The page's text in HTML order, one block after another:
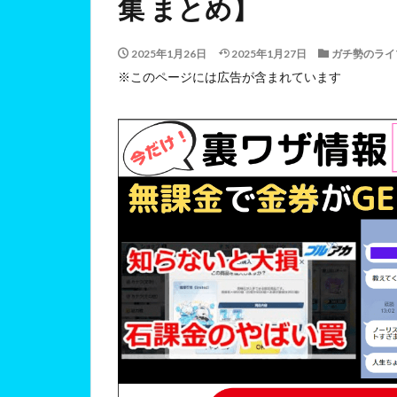
集 まとめ】
2025年1月26日 2025年1月27日 ガチ勢のラ
※このページには広告が含まれています